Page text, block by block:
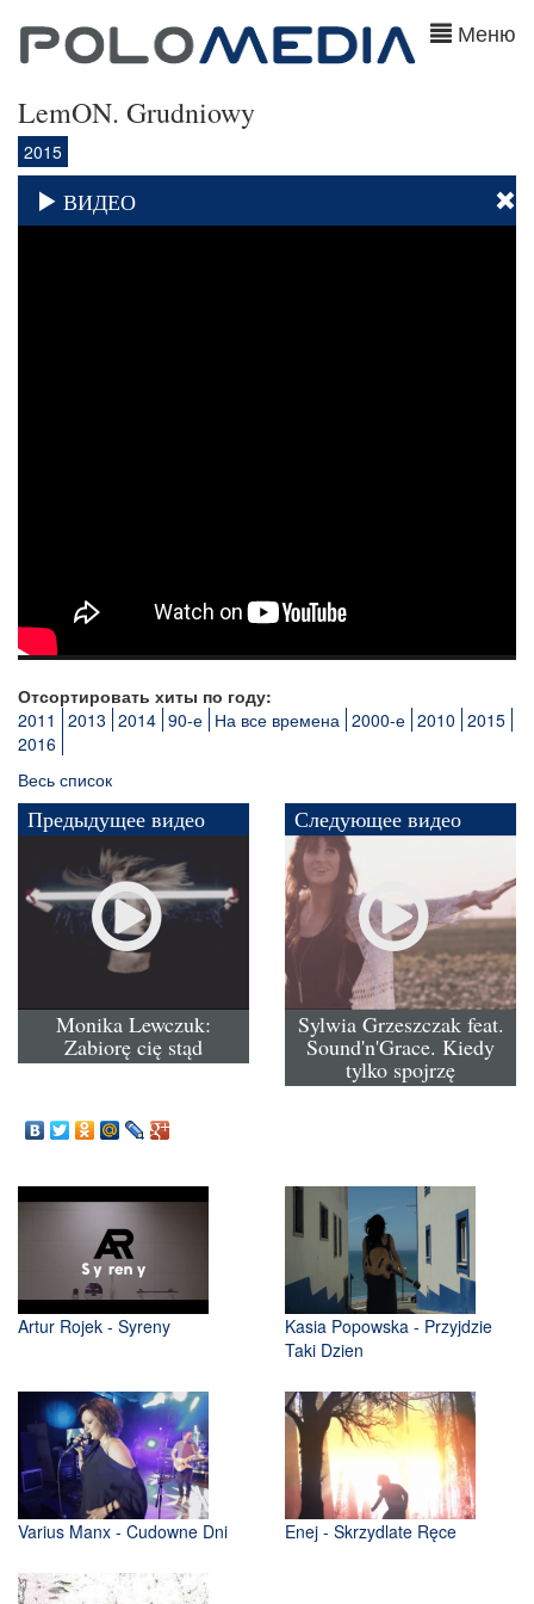
Меню
LemON. Grudniowy
2015
ВИДЕО
Отсортировать хиты по году:
2011
2013 2014 90-е На все времена 2000-е 2010 2015
2016
Весь список
Предыдущее видео
Monika Lewczuk:
Zabiorę cię stąd
Следующее видео
Sylwia Grzeszczak feat.
Sound'n'Grace. Kiedy
tylko spojrzę
Artur Rojek - Syreny
Kasia Popowska - Przyjdzie
Taki Dzien
Varius Manx - Cudowne Dni Enej - Skrzydlate Ręce